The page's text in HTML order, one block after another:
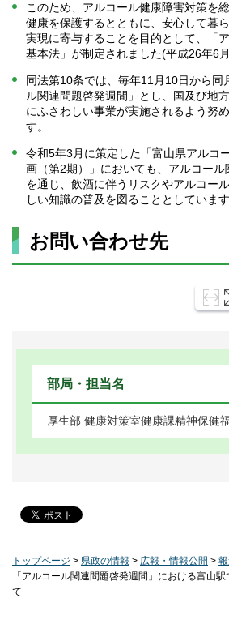
このため、アルコール健康障害対策を
健康を保護するとともに、安心して暮
実現に寄与することを目的として、「
基本法」が制定されました(平成26年6月
同法第10条では、毎年11月10日から同
ル関連問題啓発週間」とし、国及び地
にふさわしい事業が実施されるよう努
す。
令和5年3月に策定した「富山県アルコ
画（第2期）」においても、アルコー
を通じ、飲酒に伴うリスクやアルコー
しい知識の普及を図ることとしています
お問い合わせ先
部局・担当名
厚生部 健康対策室健康課精神保健
トップページ > 県政の情報 > 広報・情報公開 >
「アルコール関連問題啓発週間」における富山
て